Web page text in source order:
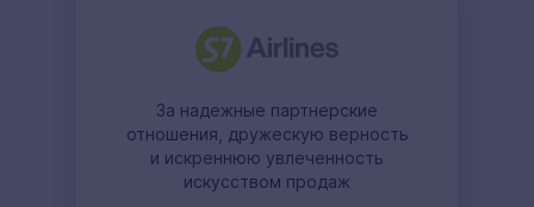
За надежные партнерские
отношения, дружескую верность
и искреннюю увлеченность
искусством продаж